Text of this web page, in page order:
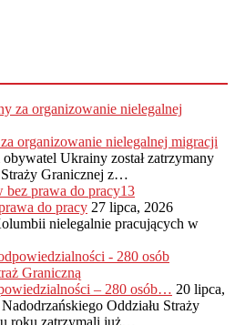
organizowanie nielegalnej migracji
obywatel Ukrainy został zatrzymany
Granicznej z…
13
do pracy 27 lipca, 2026
nielegalnie pracujących w
– 280 osób… 20 lipca,
Oddziału Straży